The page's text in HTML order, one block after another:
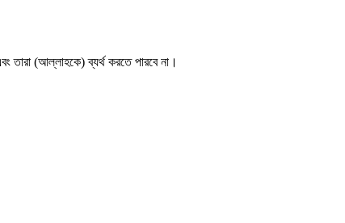
তারা (আল্লাহকে) ব্যর্থ করতে পারবে না।